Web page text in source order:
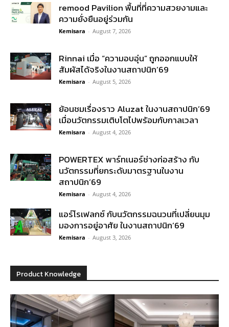
remood Pavilion พื้นที่ที่ความสวยงามและ
ความยั่งยืนอยู่ร่วมกัน
Kemisara - August 7, 2026
Rinnai เมื่อ “ความอบอุ่น” ถูกออกแบบให้
สัมผัสได้จริงในงานสถาปนิก’69
Kemisara - August 5, 2026
ย้อนชมเรื่องราว Aluzat ในงานสถาปนิก’69
เมื่อนวัตกรรมเติบโตไปพร้อมกับกาลเวลา
Kemisara - August 4, 2026
POWERTEX พาร์ทเนอร์ช่างก่อสร้าง กับ
นวัตกรรมที่ยกระดับมาตรฐานในงาน
สถาปนิก’69
Kemisara - August 4, 2026
แอร์โรเฟลกซ์ กับนวัตกรรมฉนวนที่เปลี่ยนมุม
มองการอยู่อาศัย ในงานสถาปนิก’69
Kemisara - August 3, 2026
Product Knowledge